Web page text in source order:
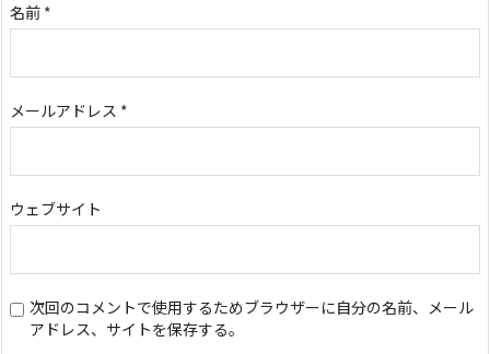
名前 *
メールアドレス *
ウェブサイト
次回のコメントで使用するためブラウザーに自分の名前、メール
アドレス、サイトを保存する。